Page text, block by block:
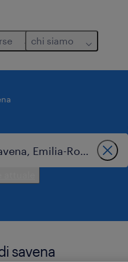
chi siamo
savena